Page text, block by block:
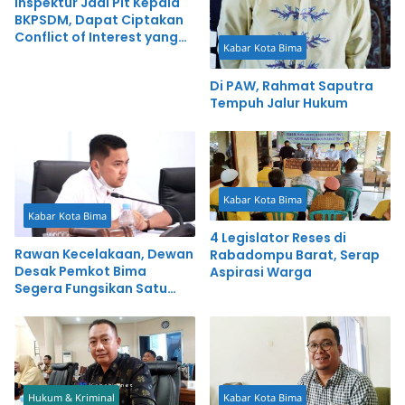
BKPSDM, Dapat Ciptakan
Conflict of Interest yang
Kabar Kota Bima
Di PAW, Rahmat Saputra
Tempuh Jalur Hukum
Kabar Kota Bima
Rawan Kecelakaan, Dewan
Desak Pemkot Bima
Segera Fungsikan Satu
Kabar Kota Bima
4 Legislator Reses di
Rabadompu Barat, Serap
Aspirasi Warga
Hukum & Kriminal Kabar Kota Bima